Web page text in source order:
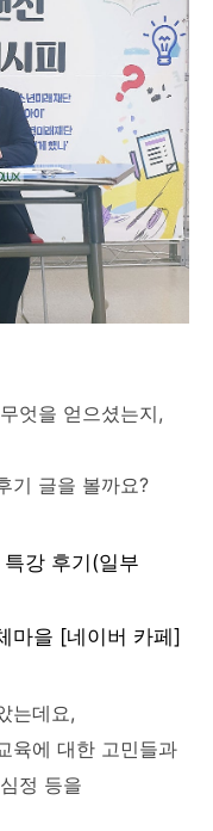
엇을 얻으셨는지,
기 글을 볼까요?
강 후기(일부
마을 [네이버 카페]
는데요,
육에 대한 고민들과
정 등을